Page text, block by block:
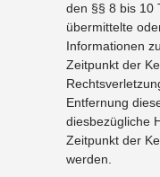
den §§ 8 bis 10
übermittelte
Informationen
Zeitpunkt der
Entfernung
diesbezügliche
Zeitpunkt der
werden.